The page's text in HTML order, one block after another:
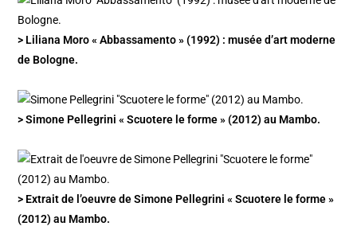
> Liliana Moro « Abbassamento » (1992) : musée d’art moderne
de Bologne.
> Simone Pellegrini « Scuotere le forme » (2012) au Mambo.
> Extrait de l’oeuvre de Simone Pellegrini « Scuotere le forme »
(2012) au Mambo.